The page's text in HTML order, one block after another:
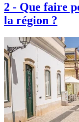
2 - Que faire
la région ?